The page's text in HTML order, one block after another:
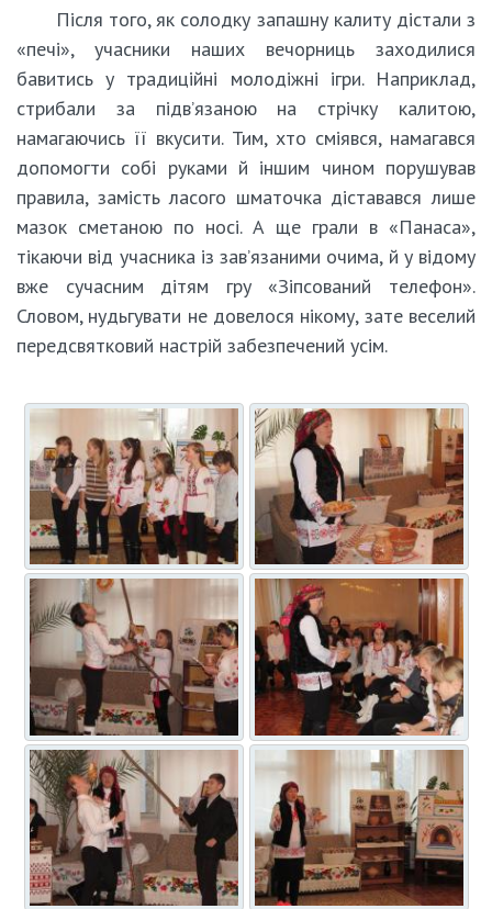
Після того, як солодку запашну калиту дістали з
«печі», учасники наших вечорниць заходилися
бавитись у традиційні молодіжні ігри. Наприклад,
стрибали за підв’язаною на стрічку калитою,
намагаючись її вкусити. Тим, хто сміявся, намагався
допомогти собі руками й іншим чином порушував
правила, замість ласого шматочка діставався лише
мазок сметаною по носі. А ще грали в «Панаса»,
тікаючи від учасника із зав’язаними очима, й у відому
вже сучасним дітям гру «Зіпсований телефон».
Словом, нудьгувати не довелося нікому, зате веселий
передсвятковий настрій забезпечений усім.